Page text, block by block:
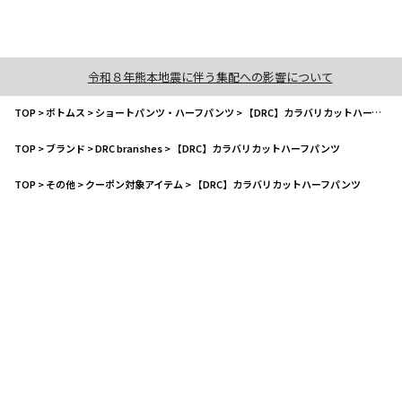
令和８年熊本地震に伴う集配への影響について
TOP>ボトムス >ショートパンツ・ハーフパンツ > 【DRC】カラバリカットハーフパンツ
TOP>ブランド >DRC branshes> 【DRC】カラバリカットハーフパンツ
TOP>その他>クーポン対象アイテム > 【DRC】カラバリカットハーフパンツ